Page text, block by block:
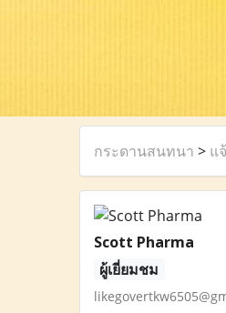
กระดานสนทนา > แ
Scott Pharma
ผู้เยี่ยมชม